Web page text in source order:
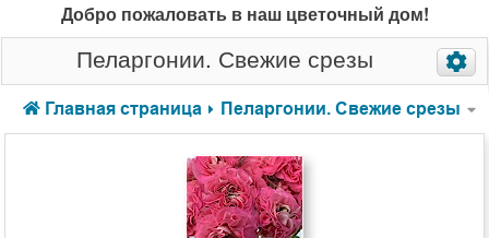
Добро пожаловать в наш цветочный дом!
Пеларгонии. Свежие срезы
Главная страница Пеларгонии. Свежие срезы